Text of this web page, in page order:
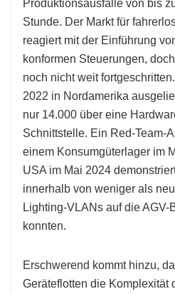
Produktionsausfälle von bis
Stunde. Der Markt für
reagiert mit der Einführung
konformen Steuerungen,
noch nicht weit
2022 in Nordamerika
nur 14.000 über eine
Schnittstelle. Ein Red-Team-
einem Konsumgüterlager im
USA im Mai 2024
innerhalb von weniger als
Lighting-VLANs auf die
konnten.
Erschwerend kommt hinzu,
Geräteflotten die Komplexität